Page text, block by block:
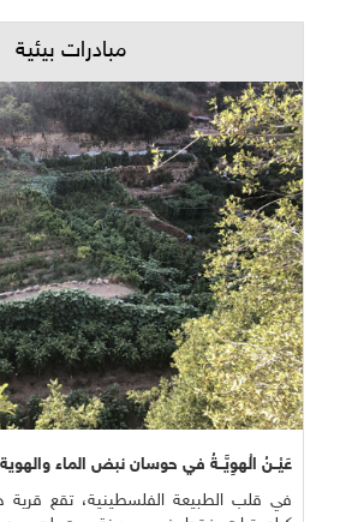
مبادرات بيئية
عَيْــنُ الْهوِيَّــةُ في حوسان نبض الماء
في قلب الطبيعة الفلسطينية، تقع قرية